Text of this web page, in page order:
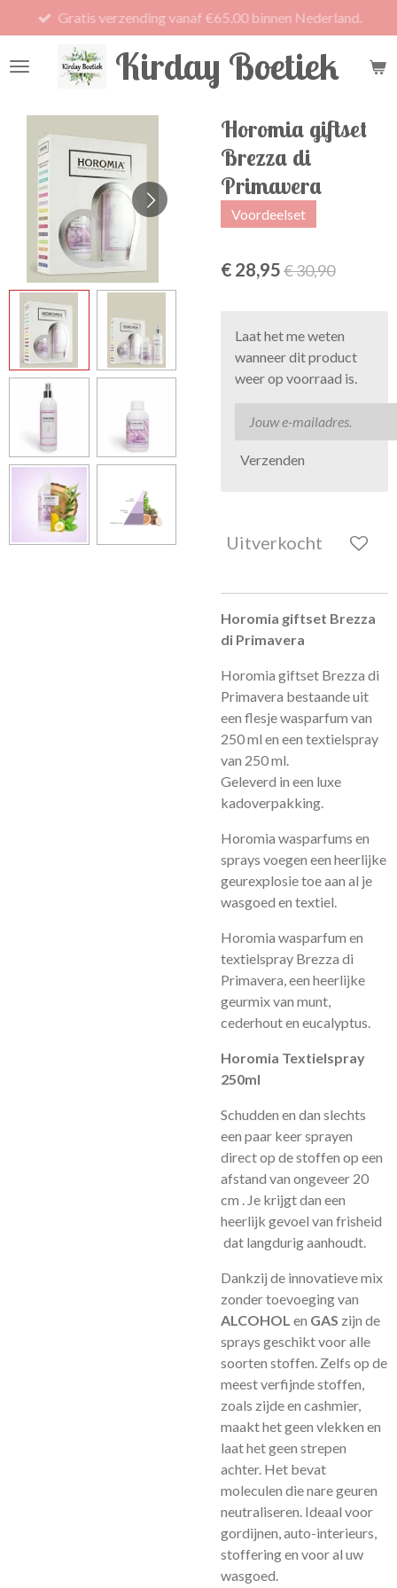
direct
naar
Kirday Boetiek
Gratis verzending vanaf €65,00 binnen Nederland.
Horomia giftset
Brezza di
Primavera
Voordeelset
€ 28,95€ 30,90
Laat het me weten
wanneer dit product
weer op voorraad is.
Verzenden
Uitverkocht
Horomia giftset Brezza
di Primavera
Horomia giftset Brezza di
Primavera bestaande uit
een flesje wasparfum van
250 ml en een textielspray
van 250 ml.
Geleverd in een luxe
kadoverpakking.
Horomia wasparfums en
sprays voegen een heerlijke
geurexplosie toe aan al je
wasgoed en textiel.
Horomia wasparfum en
textielspray Brezza di
Primavera, een heerlijke
geurmix van munt,
cederhout en eucalyptus.
Horomia Textielspray
250ml
Schudden en dan slechts
een paar keer sprayen
direct op de stoffen op een
afstand van ongeveer 20
cm . Je krijgt dan een ​​
heerlijk gevoel van frisheid
dat langdurig aanhoudt.
Dankzij de innovatieve mix
zonder toevoeging van
ALCOHOL en GAS zijn de
sprays geschikt voor alle
soorten stoffen. Zelfs op de
meest verfijnde stoffen,
zoals zijde en cashmier,
maakt het geen vlekken en
laat het geen strepen
achter. Het bevat
moleculen die nare geuren
neutraliseren. Ideaal voor
gordijnen, auto-interieurs,
stoffering en voor al uw
wasgoed.